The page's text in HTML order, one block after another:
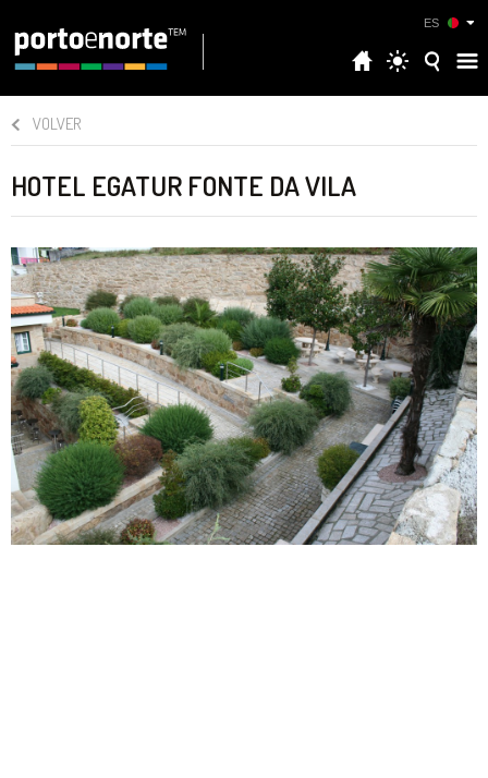
ES
VOLVER
HOTEL EGATUR FONTE DA VILA‎